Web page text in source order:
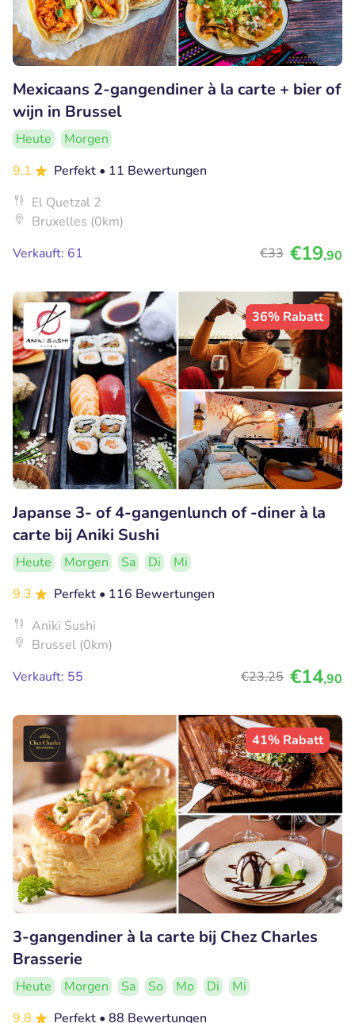
Mexicaans 2-gangendiner à la carte + bier of
wijn in Brussel
Heute
Morgen
9.1
Perfekt • 11 Bewertungen
El Quetzal 2
Bruxelles (0km)
Verkauft: 61
€33 €19,90
36% Rabatt
Japanse 3- of 4-gangenlunch of -diner à la
carte bij Aniki Sushi
Heute Morgen Sa Di
Mi
9.3
Perfekt • 116 Bewertungen
Aniki Sushi
Brussel (0km)
Verkauft: 55
€23,25 €14,90
41% Rabatt
3-gangendiner à la carte bij Chez Charles
Brasserie
Heute Morgen Sa So Mo Di
Mi
9.8
Perfekt • 88 Bewertungen